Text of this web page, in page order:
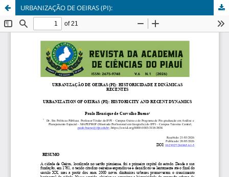
URBANIZAÇÃO DE OEIRAS (PI):